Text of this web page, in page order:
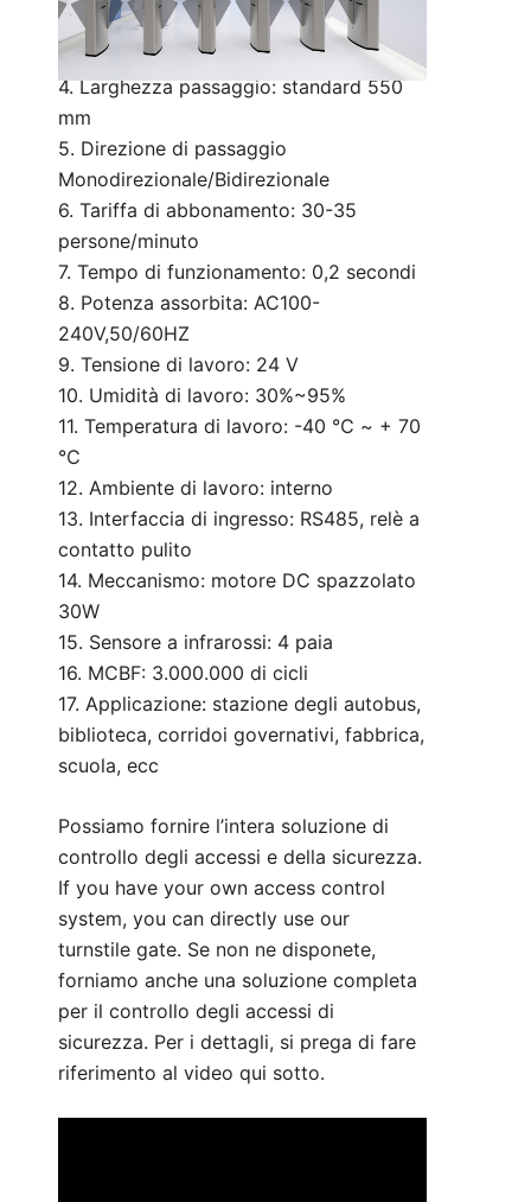
coperchio superiore 1,2 mm SUS304
3. Materiale del braccio: scheda PC
4. Larghezza passaggio: standard 550
mm
5. Direzione di passaggio
Monodirezionale/Bidirezionale
6. Tariffa di abbonamento: 30-35
persone/minuto
7. Tempo di funzionamento: 0,2 secondi
8. Potenza assorbita: AC100-
240V,50/60HZ
9. Tensione di lavoro: 24 V
10. Umidità di lavoro: 30%~95%
11. Temperatura di lavoro: -40 ℃ ~ + 70
℃
12. Ambiente di lavoro: interno
13. Interfaccia di ingresso: RS485, relè a
contatto pulito
14. Meccanismo: motore DC spazzolato
30W
15. Sensore a infrarossi: 4 paia
16. MCBF: 3.000.000 di cicli
17. Applicazione: stazione degli autobus,
biblioteca, corridoi governativi, fabbrica,
scuola, ecc
Possiamo fornire l’intera soluzione di
controllo degli accessi e della sicurezza.
If you have your own access control
system, you can directly use our
turnstile gate. Se non ne disponete,
forniamo anche una soluzione completa
per il controllo degli accessi di
sicurezza. Per i dettagli, si prega di fare
riferimento al video qui sotto.